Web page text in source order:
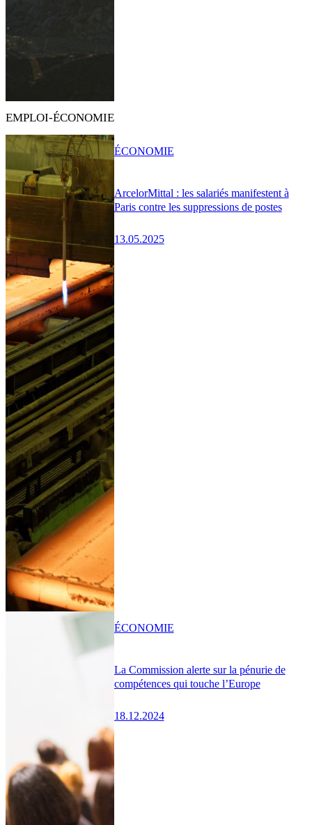
EMPLOI-ÉCONOMIE
ArcelorMittal : les salariés manifestent à
Paris contre les suppressions de postes
13.05.2025
ÉCONOMIE
La Commission alerte sur la pénurie de
compétences qui touche l’Europe
18.12.2024
ÉCONOMIE